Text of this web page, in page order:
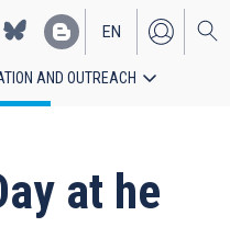
EN
ES
AND OUTREACH
at he